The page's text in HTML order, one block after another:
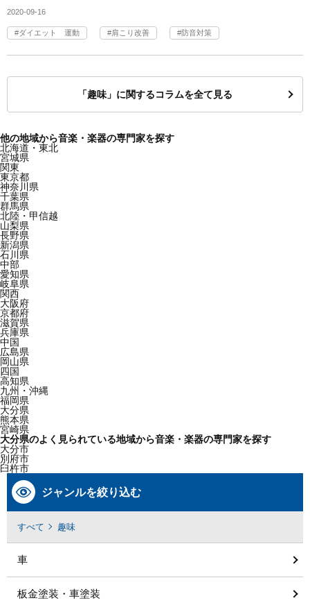
2020-09-16
ダイエット 運動 肩こり改善 防音対策
「趣味」に関するコラムを全て見る
他の地域から音楽・楽器の専門家を探す
北海道・東北
宮城県
関東
東京都
神奈川県
千葉県
群馬県
北陸・甲信越
山梨県
長野県
新潟県
石川県
中部
愛知県
岐阜県
関西
大阪府
京都府
滋賀県
兵庫県
中国
広島県
岡山県
四国
高知県
九州・沖縄
福岡県
大分県
熊本県
宮崎県
大分県のよく見られている地域から音楽・楽器の専門家を探す
大分市
別府市
臼杵市
ジャンルを絞り込む
すべて 趣味
車
板金塗装・車塗装